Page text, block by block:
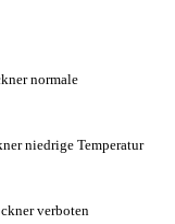
normale
niedrige Temperatur
verboten